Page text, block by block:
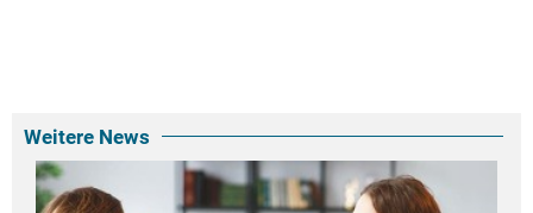
Weitere News